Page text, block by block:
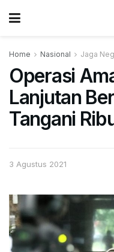
Home Nasional Jaga
Operasi
Lanjutan
Tangani
3 Agustus 2021